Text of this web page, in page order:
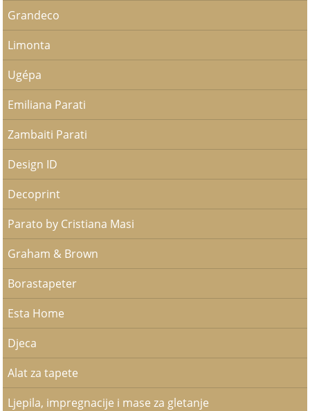
Grandeco
Limonta
Ugépa
Emiliana Parati
Zambaiti Parati
Design ID
Decoprint
Parato by Cristiana Masi
Graham & Brown
Borastapeter
Esta Home
Djeca
Alat za tapete
Ljepila, impregnacije i mase za gletanje